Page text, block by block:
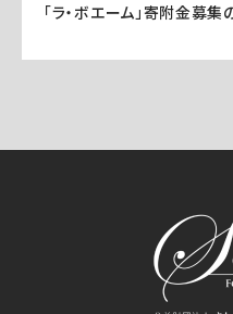
「ラ・ボエーム」寄附金募集